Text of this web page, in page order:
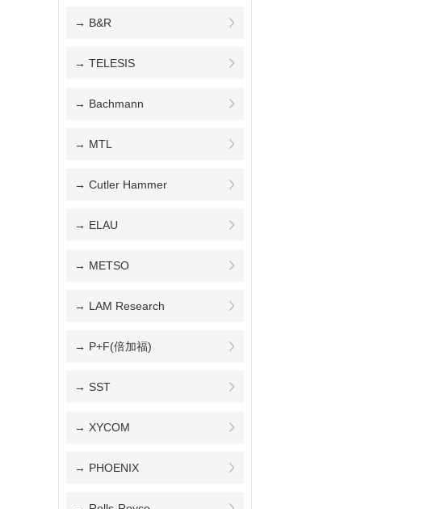
→ B&R
→ TELESIS
→ Bachmann
→ MTL
→ Cutler Hammer
→ ELAU
→ METSO
→ LAM Research
→ P+F(倍加福)
→ SST
→ XYCOM
→ PHOENIX